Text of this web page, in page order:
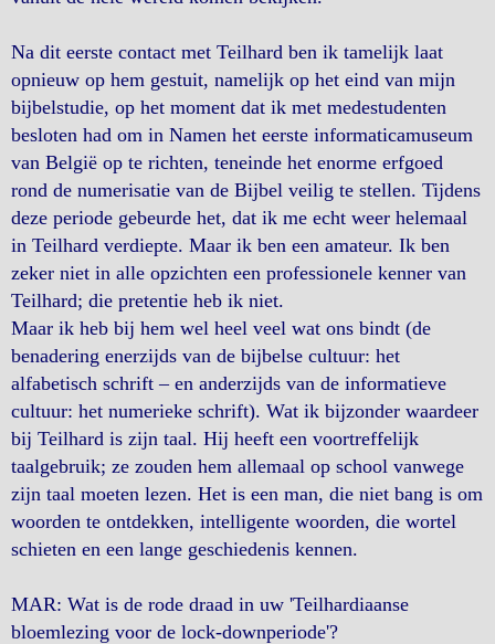
Na dit eerste contact met Teilhard ben ik tamelijk laat
opnieuw op hem gestuit, namelijk op het eind van mijn
bijbelstudie, op het moment dat ik met medestudenten
besloten had om in Namen het eerste informaticamuseum
van België op te richten, teneinde het enorme erfgoed
rond de numerisatie van de Bijbel veilig te stellen. Tijdens
deze periode gebeurde het, dat ik me echt weer helemaal
in Teilhard verdiepte. Maar ik ben een amateur. Ik ben
zeker niet in alle opzichten een professionele kenner van
Teilhard; die pretentie heb ik niet.
Maar ik heb bij hem wel heel veel wat ons bindt (de
benadering enerzijds van de bijbelse cultuur: het
alfabetisch schrift – en anderzijds van de informatieve
cultuur: het numerieke schrift). Wat ik bijzonder waardeer
bij Teilhard is zijn taal. Hij heeft een voortreffelijk
taalgebruik; ze zouden hem allemaal op school vanwege
zijn taal moeten lezen. Het is een man, die niet bang is om
woorden te ontdekken, intelligente woorden, die wortel
schieten en een lange geschiedenis kennen.
MAR: Wat is de rode draad in uw 'Teilhardiaanse
bloemlezing voor de lock-downperiode'?